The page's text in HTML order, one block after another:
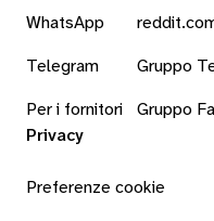
WhatsApp
Telegram
Per i fornitori
Gruppo
Gruppo
Privacy
Preferenze cookie